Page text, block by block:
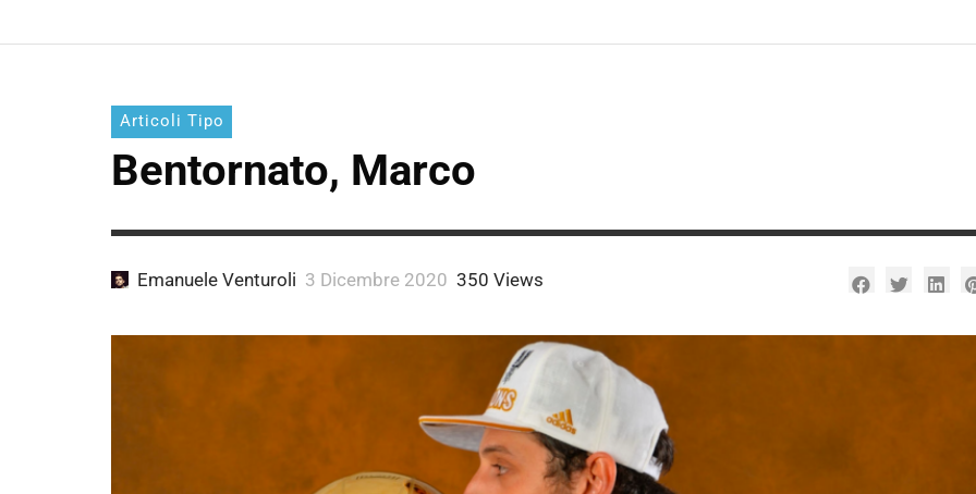
Articoli Tipo
Bentornato, Marco
Emanuele Venturoli 3 Dicembre 2020 350 Views